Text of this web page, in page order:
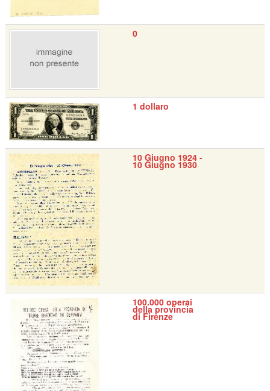
0
1 dollaro
10 Giugno 1924 -
10 Giugno 1930
100.000 operai
della provincia
di Firenze